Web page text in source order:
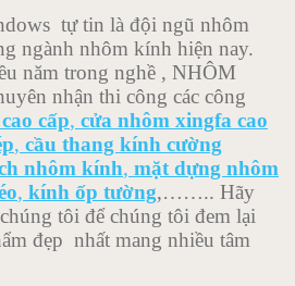
tự tin là đội ngũ nhôm
ngành nhôm kính hiện nay.
năm trong nghề , NHÔM
nhận thi công các công
cấp, cửa nhôm xingfa cao
, cầu thang kính cường
nhôm kính, mặt dựng nhôm
, kính ốp tường,…….. Hãy
tôi để chúng tôi đem lại
đẹp nhất mang nhiều tâm